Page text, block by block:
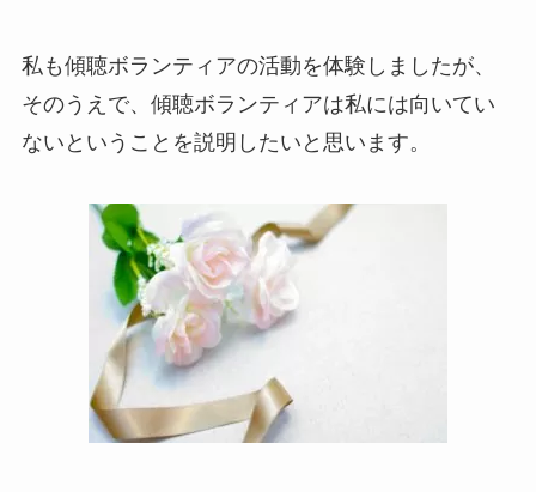
私も傾聴ボランティアの活動を体験しましたが、
そのうえで、傾聴ボランティアは私には向いてい
ないということを説明したいと思います。